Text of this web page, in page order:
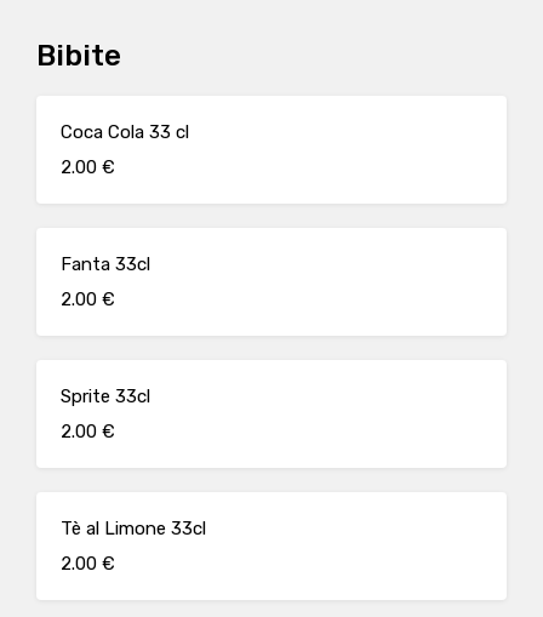
Bibite
Coca Cola 33 cl
2.00 €
Fanta 33cl
2.00 €
Sprite 33cl
2.00 €
Tè al Limone 33cl
2.00 €